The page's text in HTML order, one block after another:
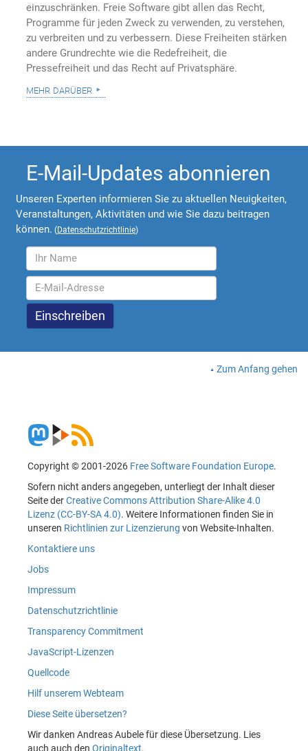
einzuschränken. Freie Software gibt allen das Recht,
Programme für jeden Zweck zu verwenden, zu verstehen,
zu verbreiten und zu verbessern. Diese Freiheiten stärken
andere Grundrechte wie die Redefreiheit, die
Pressefreiheit und das Recht auf Privatsphäre.
mehr darüber
E-Mail-Updates abonnieren
Unseren Experten informieren Sie zu aktuellen Neuigkeiten,
Veranstaltungen, Aktivitäten und wie Sie dazu beitragen
können. (Datenschutzrichtlinie)
Zum Anfang gehen
Copyright © 2001-2026 Free Software Foundation Europe.
Sofern nicht anders angegeben, unterliegt der Inhalt dieser
Seite derCreative Commons Attribution Share-Alike 4.0
Lizenz (CC-BY-SA 4.0). Weitere Informationen finden Sie in
unseren Richtlinien zur Lizenzierung von Website-Inhalten.
Kontaktiere uns
Jobs
Impressum
Datenschutzrichtlinie
Transparency Commitment
JavaScript-Lizenzen
Quellcode
Hilf unserem Webteam
Diese Seite übersetzen?
Wir danken Andreas Aubele für diese Übersetzung. Lies
auch auch den Originaltext.